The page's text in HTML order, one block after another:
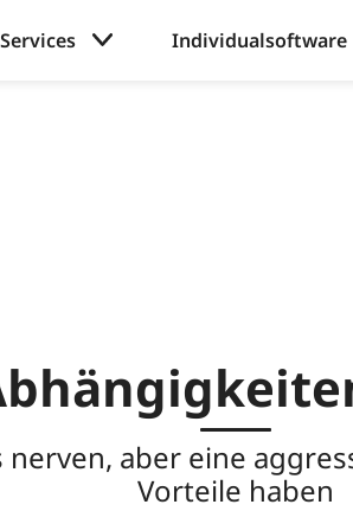
Services Individualsoftware
aber eine
Vorteile haben